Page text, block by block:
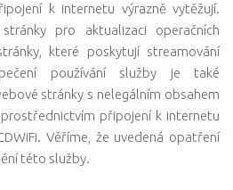
k internetu výrazně vytěžují.
pro aktualizaci operačních
které poskytují streamování
používání služby je také
stránky s nelegálním obsahem
připojení k internetu
Věříme, že uvedená opatření
této služby.